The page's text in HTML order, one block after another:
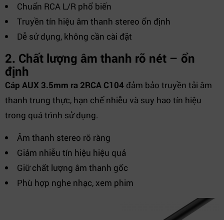
Chuẩn RCA L/R phổ biến
Truyền tín hiệu âm thanh stereo ổn định
Dễ sử dụng, không cần cài đặt
2. Chất lượng âm thanh rõ nét – ổn
định
Cáp AUX 3.5mm ra 2RCA C104 đảm bảo truyền tải âm
thanh trung thực, hạn chế nhiễu và suy hao tín hiệu
trong quá trình sử dụng.
Âm thanh stereo rõ ràng
Giảm nhiễu tín hiệu hiệu quả
Giữ chất lượng âm thanh gốc
Phù hợp nghe nhạc, xem phim